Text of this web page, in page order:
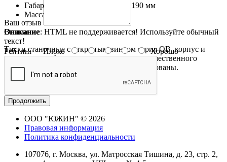
Габаритные размеры
500x250x190 мм
Масса, не более
Описание
Тиски станочные с открытым винтом серия QB, корпус и
подвижная губка изготовлены из высококачественного
чугуна, сменные губки закалены и отшлифованы.
Ваш отзыв
Внимание: HTML не поддерживается! Используйте обычный
текст!
РейтингПлохо Хорошо
Продолжить
ООО "ЮЖИН" © 2026
Правовая информация
Политика конфиденциальности
107076, г. Москва, ул. Матросская Тишина, д. 23, стр. 2,